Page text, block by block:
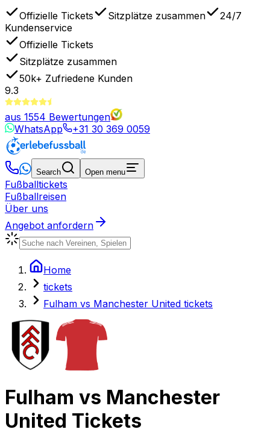
Offizielle Tickets Sitzplätze zusammen
24/7
Kundenservice
Offizielle Tickets
Sitzplätze zusammen
50k+ Zufriedene Kunden
9.3
aus 1554 Bewertungen
WhatsApp
+31 30 369 0059
Search Open menu
Fußballtickets
Fußballreisen
Über uns
Angebot anfordern
Home
tickets
Fulham vs Manchester United tickets
Fulham vs Manchester
United Tickets